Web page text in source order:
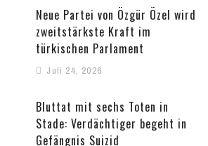
Neue Partei von Özgür Özel wird
zweitstärkste Kraft im
türkischen Parlament
Juli 24, 2026
Bluttat mit sechs Toten in
Stade: Verdächtiger begeht in
Gefängnis Suizid